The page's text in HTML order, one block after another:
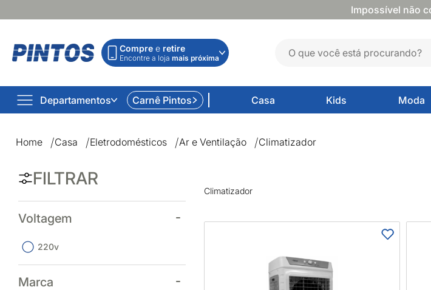
Impossível não
Compre e retire
Encontre a loja mais próxima
Departamentos Carnê Pintos Casa Kids Moda
Home
Casa Eletrodomésticos Ar e Ventilação Climatizador
FILTRAR
Voltagem
220v
Marca
Climatizador